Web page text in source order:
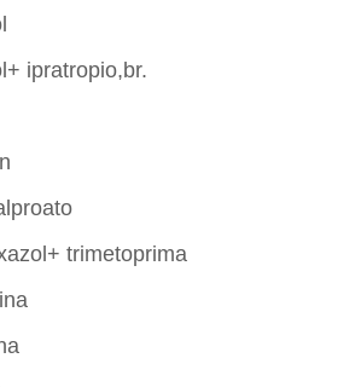
ipratropio,br.
trimetoprima